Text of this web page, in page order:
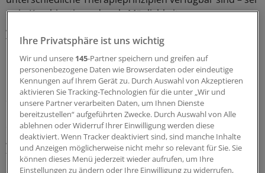
es in Kombination oder als Möglichkeit zur
Anschlussbehandlung, wenn der Tumor gegen die erste
Therapie resistent geworden ist", sagte Verbandschefin
Birgit Fischer am Montag in Berlin.
Der stellvertretende Vorsitzende des GKV-
Spitzenverbands, Johann-Magnus von Stackelberg,
kritisierte den seiner Ansicht nach zu geringen Umfang
der Prüfungen neuer Arzneien: "Insbesondere
Arzneimittel gegen Krebs werden immer häufiger ohne
finale klinische Prüfungen zugelassen", sagte von
Stackelberg der Deutschen Presseagentur.
Ihre Privatsphäre ist uns wichtig
Wir und unsere 145-Partner speichern und greifen auf
personenbezogene Daten wie Browserdaten oder eindeutige
Kennungen auf Ihrem Gerät zu. Durch Auswahl von Akzeptieren
aktivieren Sie Tracking-Technologien für die unter „Wir und
unsere Partner verarbeiten Daten, um Ihnen Dienste
bereitzustellen“ aufgeführten Zwecke. Durch Auswahl von Alle
ablehnen oder Widerruf Ihrer Einwilligung werden diese
deaktiviert. Wenn Tracker deaktiviert sind, sind manche Inhalte
und Anzeigen möglicherweise nicht mehr so relevant für Sie. Sie
können dieses Menü jederzeit wieder aufrufen, um Ihre
Einstellungen zu ändern oder Ihre Einwilligung zu widerrufen,